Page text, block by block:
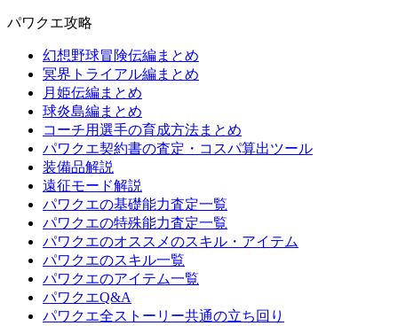
パワクエ攻略
幻想野球冒険伝編まとめ
冥界トライアル編まとめ
月姫伝編まとめ
球炎島編まとめ
コーチ用選手の育成方法まとめ
パワクエ契約書の査定・コスパ算出ツール
装備品解説
遠征モード解説
パワクエの基礎能力査定一覧
パワクエの特殊能力査定一覧
パワクエのオススメのスキル・アイテム
パワクエのスキル一覧
パワクエのアイテム一覧
パワクエQ&A
パワクエ全ストーリー共通の立ち回り